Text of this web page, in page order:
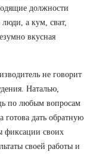
должности
а кум, сват,
вкусная
не говорит
Наталью,
по любым вопросам
готова дать обратную
фиксации своих
своей работы и